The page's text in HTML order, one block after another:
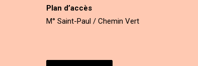
Plan d’accès
M° Saint-Paul / Chemin Vert